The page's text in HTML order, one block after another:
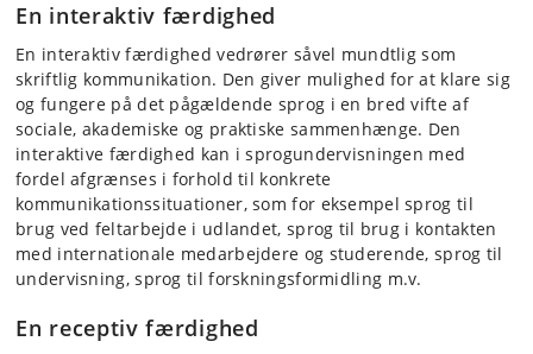
En interaktiv færdighed
En interaktiv færdighed vedrører såvel mundtlig som
skriftlig kommunikation. Den giver mulighed for at klare sig
og fungere på det pågældende sprog i en bred vifte af
sociale, akademiske og praktiske sammenhænge. Den
interaktive færdighed kan i sprogundervisningen med
fordel afgrænses i forhold til konkrete
kommunikationssituationer, som for eksempel sprog til
brug ved feltarbejde i udlandet, sprog til brug i kontakten
med internationale medarbejdere og studerende, sprog til
undervisning, sprog til forskningsformidling m.v.
En receptiv færdighed